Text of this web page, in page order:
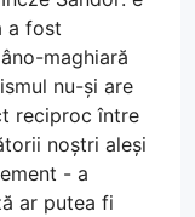
a fost
maghiară
nu-și are
reciproc între
noștri aleși
- a
ar putea fi